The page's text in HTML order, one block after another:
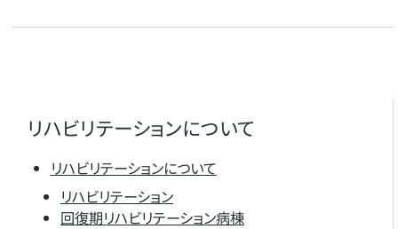
リハビリテーションについて
リハビリテーションについて
リハビリテーション
回復期リハビリテーション病棟